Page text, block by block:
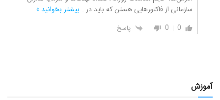
سازمانی از فاکتورهایی هستن که باید در… بیشتر بخوانید »
0
0 پاسخ
آموزش